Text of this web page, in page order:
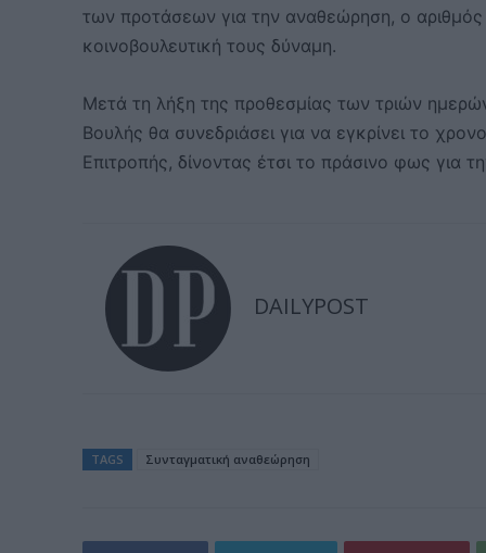
των προτάσεων για την αναθεώρηση, ο
κοινοβουλευτική τους δύναμη.
Μετά τη λήξη της προθεσμίας των τριών
Βουλής θα συνεδριάσει για να εγκρίνει το
Επιτροπής, δίνοντας έτσι το πράσινο φως για
DAILYPOST
TAGS Συνταγματική αναθεώρηση